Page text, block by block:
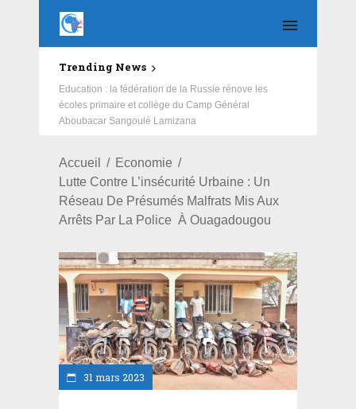
Trending News
Salubrité: African Initiative et ses partenaires redonnent
un nouveau visage au CSPS de Cissin 17
Accueil
Economie
Lutte Contre L’insécurité Urbaine : Un
Réseau De Présumés Malfrats Mis Aux
Arrêts Par La Police À Ouagadougou
31 mars 2023